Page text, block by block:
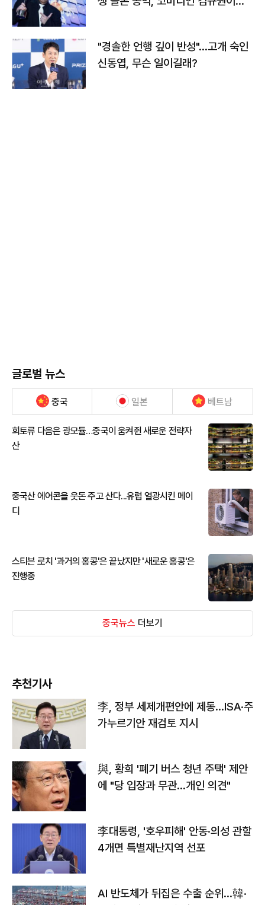
"경솔한 언행 깊이 반성"…고개 숙인
신동엽, 무슨 일이길래?
글로벌 뉴스
중국 일본 베트남
희토류 다음은 광모듈…중국이 움켜쥔 새로운 전략자
산
중국산 에어콘을 웃돈 주고 산다...유럽 열광시킨 메이
디
스티븐 로치 '과거의 홍콩'은 끝났지만 '새로운 홍콩'은
진행중
중국뉴스 더보기
추천기사
李, 정부 세제개편안에 제동…ISA·주
가누르기안 재검토 지시
與, 황희 '폐기 버스 청년 주택' 제안
에 "당 입장과 무관…개인 의견"
李대통령, '호우피해' 안동·의성 관할
4개면 특별재난지역 선포
AI 반도체가 뒤집은 수출 순위…韓·